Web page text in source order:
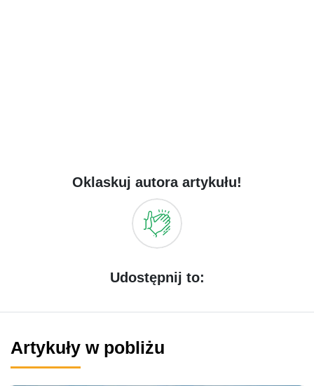
Oklaskuj autora artykułu!
Udostępnij to:
Artykuły w pobliżu